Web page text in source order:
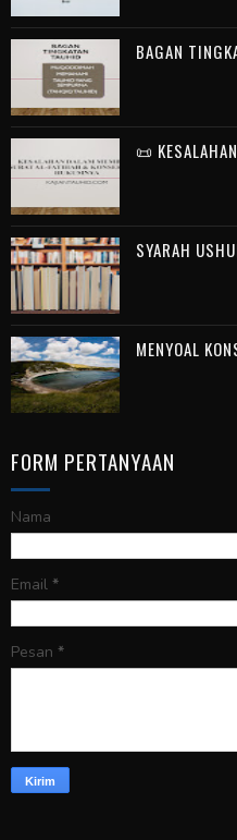
BAGAN
📜
SYARAH
MENYOAL
FORM PERTANYAAN
Nama
Email *
Pesan *